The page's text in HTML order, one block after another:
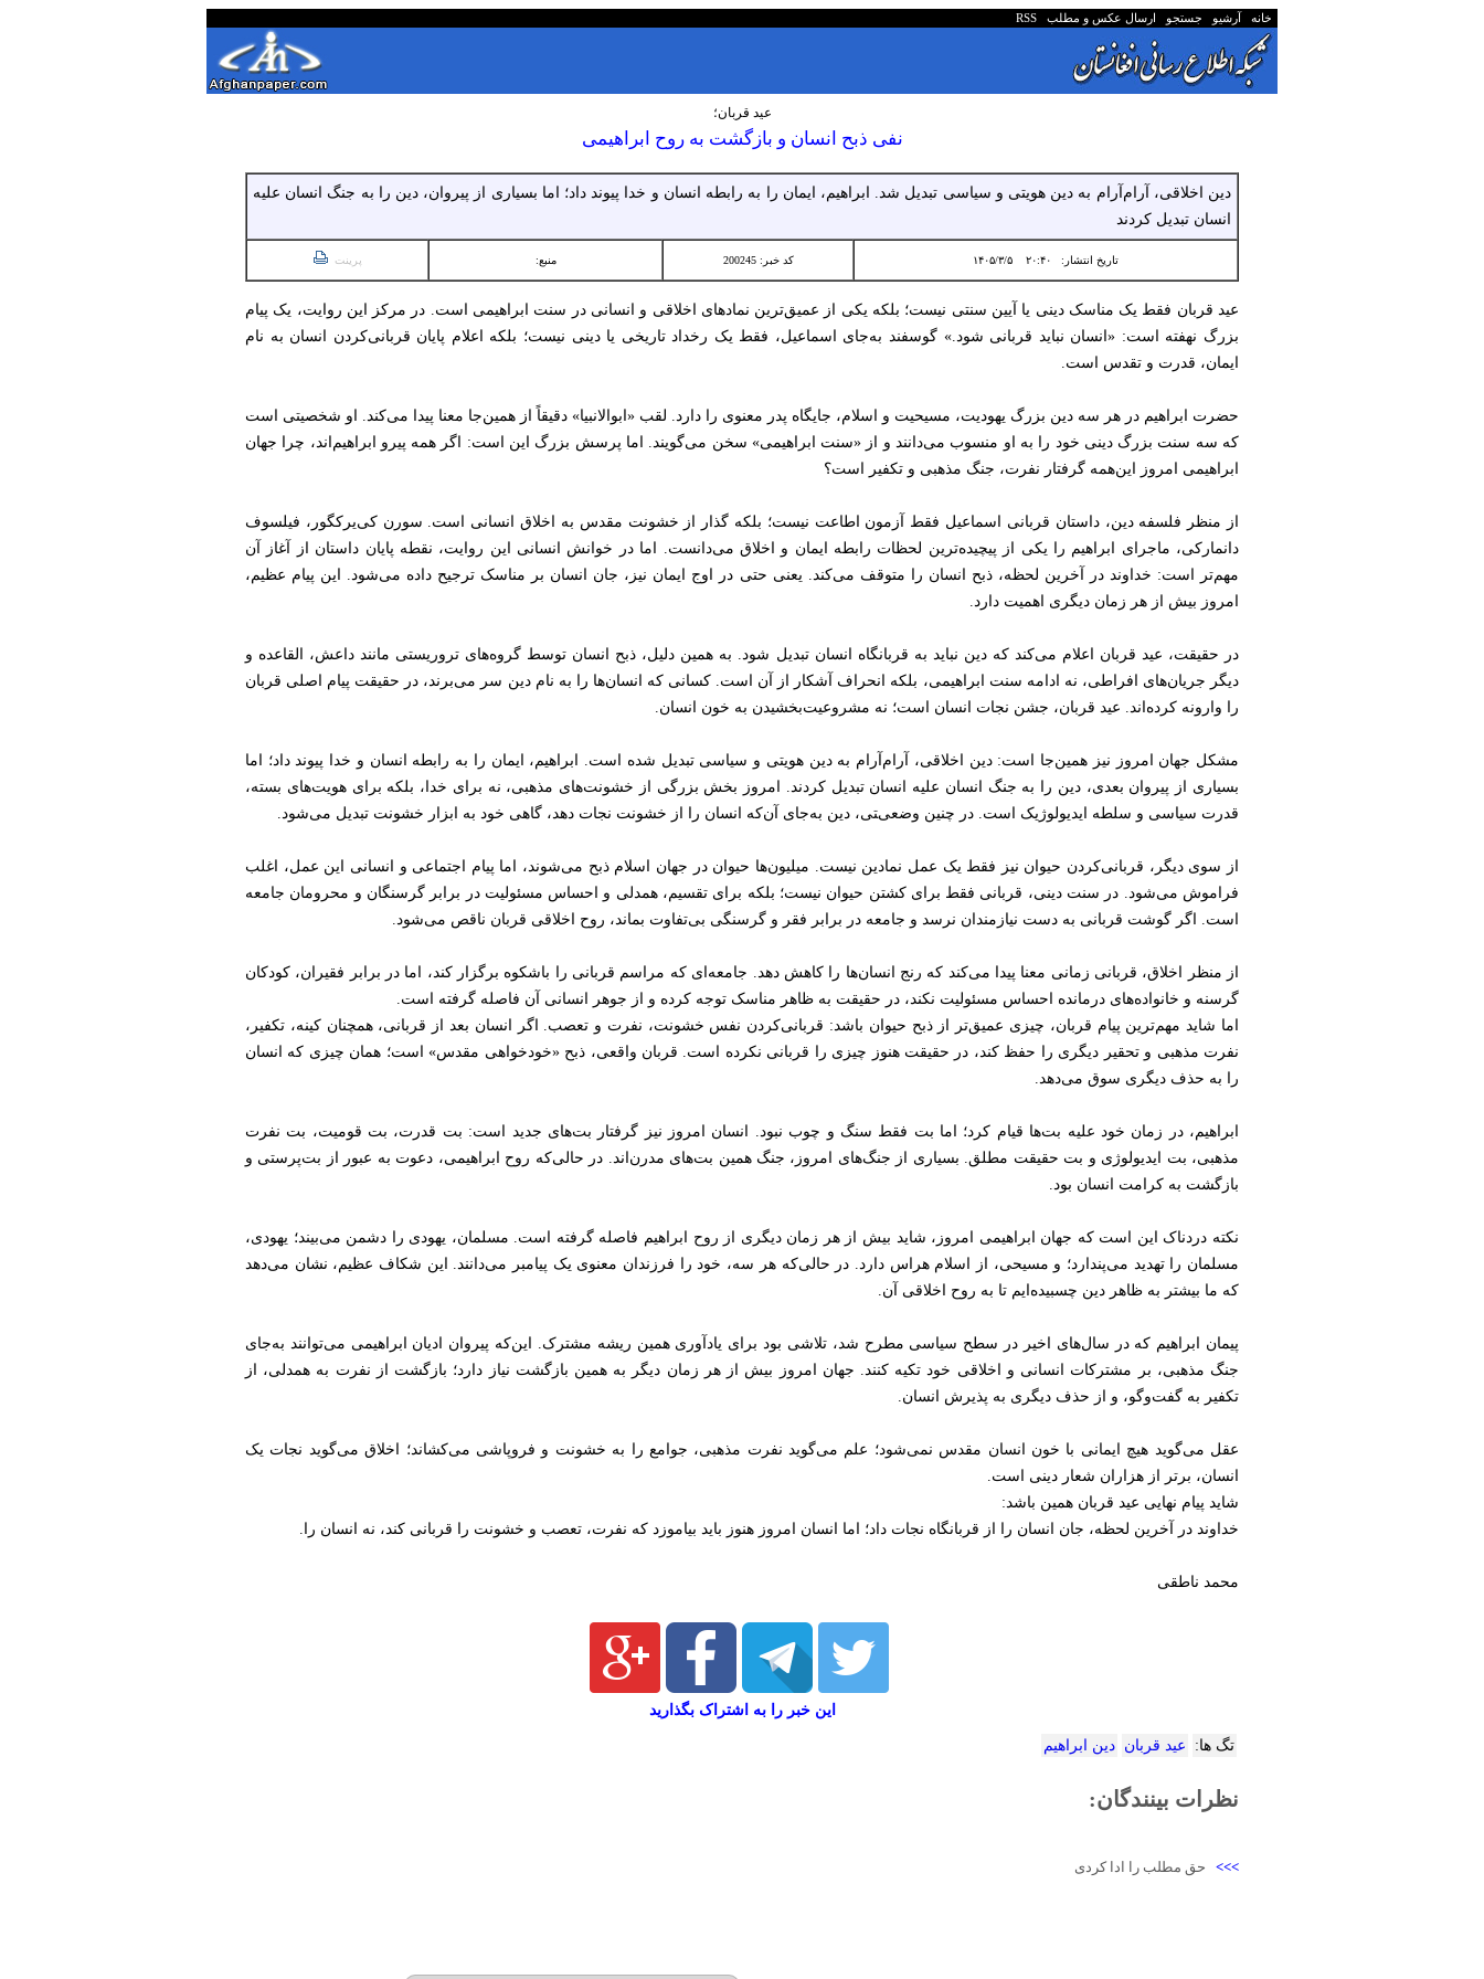
خانه آرشیو جستجو ارسال عکس و مطلب RSS
عید قربان؛
نفی ذبح انسان و بازگشت به روح ابراهیمی
دین اخلاقی، آرام‌آرام به دین هویتی و سیاسی تبدیل شد. ابراهیم، ایمان را به رابطه انسان و خدا پیوند داد؛ اما بسیاری از پیروان، دین را به جنگ انسان علیه
انسان تبدیل کردند
تاریخ انتشار: ۲۰:۴۰ ۱۴۰۵/۳/۵ کد خبر: 200245 منبع: پرینت
عید قربان فقط یک مناسک دینی یا آیین سنتی نیست؛ بلکه یکی از عمیق‌ترین نمادهای اخلاقی و انسانی در سنت ابراهیمی است. در مرکز این روایت، یک پیام
بزرگ نهفته است: «انسان نباید قربانی شود.» گوسفند به‌جای اسماعیل، فقط یک رخداد تاریخی یا دینی نیست؛ بلکه اعلام پایان قربانی‌کردن انسان به نام
ایمان، قدرت و تقدس است.
حضرت ابراهیم در هر سه دین بزرگ یهودیت، مسیحیت و اسلام، جایگاه پدر معنوی را دارد. لقب «ابوالانبیا» دقیقاً از همین‌جا معنا پیدا می‌کند. او شخصیتی است
که سه سنت بزرگ دینی خود را به او منسوب می‌دانند و از «سنت ابراهیمی» سخن می‌گویند. اما پرسش بزرگ این است: اگر همه پیرو ابراهیم‌اند، چرا جهان
ابراهیمی امروز این‌همه گرفتار نفرت، جنگ مذهبی و تکفیر است؟
از منظر فلسفه دین، داستان قربانی اسماعیل فقط آزمون اطاعت نیست؛ بلکه گذار از خشونت مقدس به اخلاق انسانی است. سورن کی‌یرکگور، فیلسوف
دانمارکی، ماجرای ابراهیم را یکی از پیچیده‌ترین لحظات رابطه ایمان و اخلاق می‌دانست. اما در خوانش انسانی این روایت، نقطه پایان داستان از آغاز آن
مهم‌تر است: خداوند در آخرین لحظه، ذبح انسان را متوقف می‌کند. یعنی حتی در اوج ایمان نیز، جان انسان بر مناسک ترجیح داده می‌شود. این پیام عظیم،
امروز بیش از هر زمان دیگری اهمیت دارد.
در حقیقت، عید قربان اعلام می‌کند که دین نباید به قربانگاه انسان تبدیل شود. به همین دلیل، ذبح انسان توسط گروه‌های تروریستی مانند داعش، القاعده و
دیگر جریان‌های افراطی، نه ادامه سنت ابراهیمی، بلکه انحراف آشکار از آن است. کسانی که انسان‌ها را به نام دین سر می‌برند، در حقیقت پیام اصلی قربان
را وارونه کرده‌اند. عید قربان، جشن نجات انسان است؛ نه مشروعیت‌بخشیدن به خون انسان.
مشکل جهان امروز نیز همین‌جا است: دین اخلاقی، آرام‌آرام به دین هویتی و سیاسی تبدیل شده است. ابراهیم، ایمان را به رابطه انسان و خدا پیوند داد؛ اما
بسیاری از پیروان بعدی، دین را به جنگ انسان علیه انسان تبدیل کردند. امروز بخش بزرگی از خشونت‌های مذهبی، نه برای خدا، بلکه برای هویت‌های بسته،
قدرت سیاسی و سلطه ایدیولوژیک است. در چنین وضعیتی، دین به‌جای آن‌که انسان را از خشونت نجات دهد، گاهی خود به ابزار خشونت تبدیل می‌شود.
از سوی دیگر، قربانی‌کردن حیوان نیز فقط یک عمل نمادین نیست. میلیون‌ها حیوان در جهان اسلام ذبح می‌شوند، اما پیام اجتماعی و انسانی این عمل، اغلب
فراموش می‌شود. در سنت دینی، قربانی فقط برای کشتن حیوان نیست؛ بلکه برای تقسیم، همدلی و احساس مسئولیت در برابر گرسنگان و محرومان جامعه
است. اگر گوشت قربانی به دست نیازمندان نرسد و جامعه در برابر فقر و گرسنگی بی‌تفاوت بماند، روح اخلاقی قربان ناقص می‌شود.
از منظر اخلاق، قربانی زمانی معنا پیدا می‌کند که رنج انسان‌ها را کاهش دهد. جامعه‌ای که مراسم قربانی را باشکوه برگزار کند، اما در برابر فقیران، کودکان
گرسنه و خانواده‌های درمانده احساس مسئولیت نکند، در حقیقت به ظاهر مناسک توجه کرده و از جوهر انسانی آن فاصله گرفته است.
اما شاید مهم‌ترین پیام قربان، چیزی عمیق‌تر از ذبح حیوان باشد: قربانی‌کردن نفس خشونت، نفرت و تعصب. اگر انسان بعد از قربانی، همچنان کینه، تکفیر،
نفرت مذهبی و تحقیر دیگری را حفظ کند، در حقیقت هنوز چیزی را قربانی نکرده است. قربان واقعی، ذبح «خودخواهی مقدس» است؛ همان چیزی که انسان
را به حذف دیگری سوق می‌دهد.
ابراهیم، در زمان خود علیه بت‌ها قیام کرد؛ اما بت فقط سنگ و چوب نبود. انسان امروز نیز گرفتار بت‌های جدید است: بت قدرت، بت قومیت، بت نفرت
مذهبی، بت ایدیولوژی و بت حقیقت مطلق. بسیاری از جنگ‌های امروز، جنگ همین بت‌های مدرن‌اند. در حالی‌که روح ابراهیمی، دعوت به عبور از بت‌پرستی و
بازگشت به کرامت انسان بود.
نکته دردناک این است که جهان ابراهیمی امروز، شاید بیش از هر زمان دیگری از روح ابراهیم فاصله گرفته است. مسلمان، یهودی را دشمن می‌بیند؛ یهودی،
مسلمان را تهدید می‌پندارد؛ و مسیحی، از اسلام هراس دارد. در حالی‌که هر سه، خود را فرزندان معنوی یک پیامبر می‌دانند. این شکاف عظیم، نشان می‌دهد
که ما بیشتر به ظاهر دین چسبیده‌ایم تا به روح اخلاقی آن.
پیمان ابراهیم که در سال‌های اخیر در سطح سیاسی مطرح شد، تلاشی بود برای یادآوری همین ریشه مشترک. این‌که پیروان ادیان ابراهیمی می‌توانند به‌جای
جنگ مذهبی، بر مشترکات انسانی و اخلاقی خود تکیه کنند. جهان امروز بیش از هر زمان دیگر به همین بازگشت نیاز دارد؛ بازگشت از نفرت به همدلی، از
تکفیر به گفت‌وگو، و از حذف دیگری به پذیرش انسان.
عقل می‌گوید هیچ ایمانی با خون انسان مقدس نمی‌شود؛ علم می‌گوید نفرت مذهبی، جوامع را به خشونت و فروپاشی می‌کشاند؛ اخلاق می‌گوید نجات یک
انسان، برتر از هزاران شعار دینی است.
شاید پیام نهایی عید قربان همین باشد:
خداوند در آخرین لحظه، جان انسان را از قربانگاه نجات داد؛ اما انسان امروز هنوز باید بیاموزد که نفرت، تعصب و خشونت را قربانی کند، نه انسان را.
محمد ناطقی
این خبر را به اشتراک بگذارید
تگ ها: عید قربان دین ابراهیم
نظرات بینندگان:
>>> حق مطلب را ادا کردی